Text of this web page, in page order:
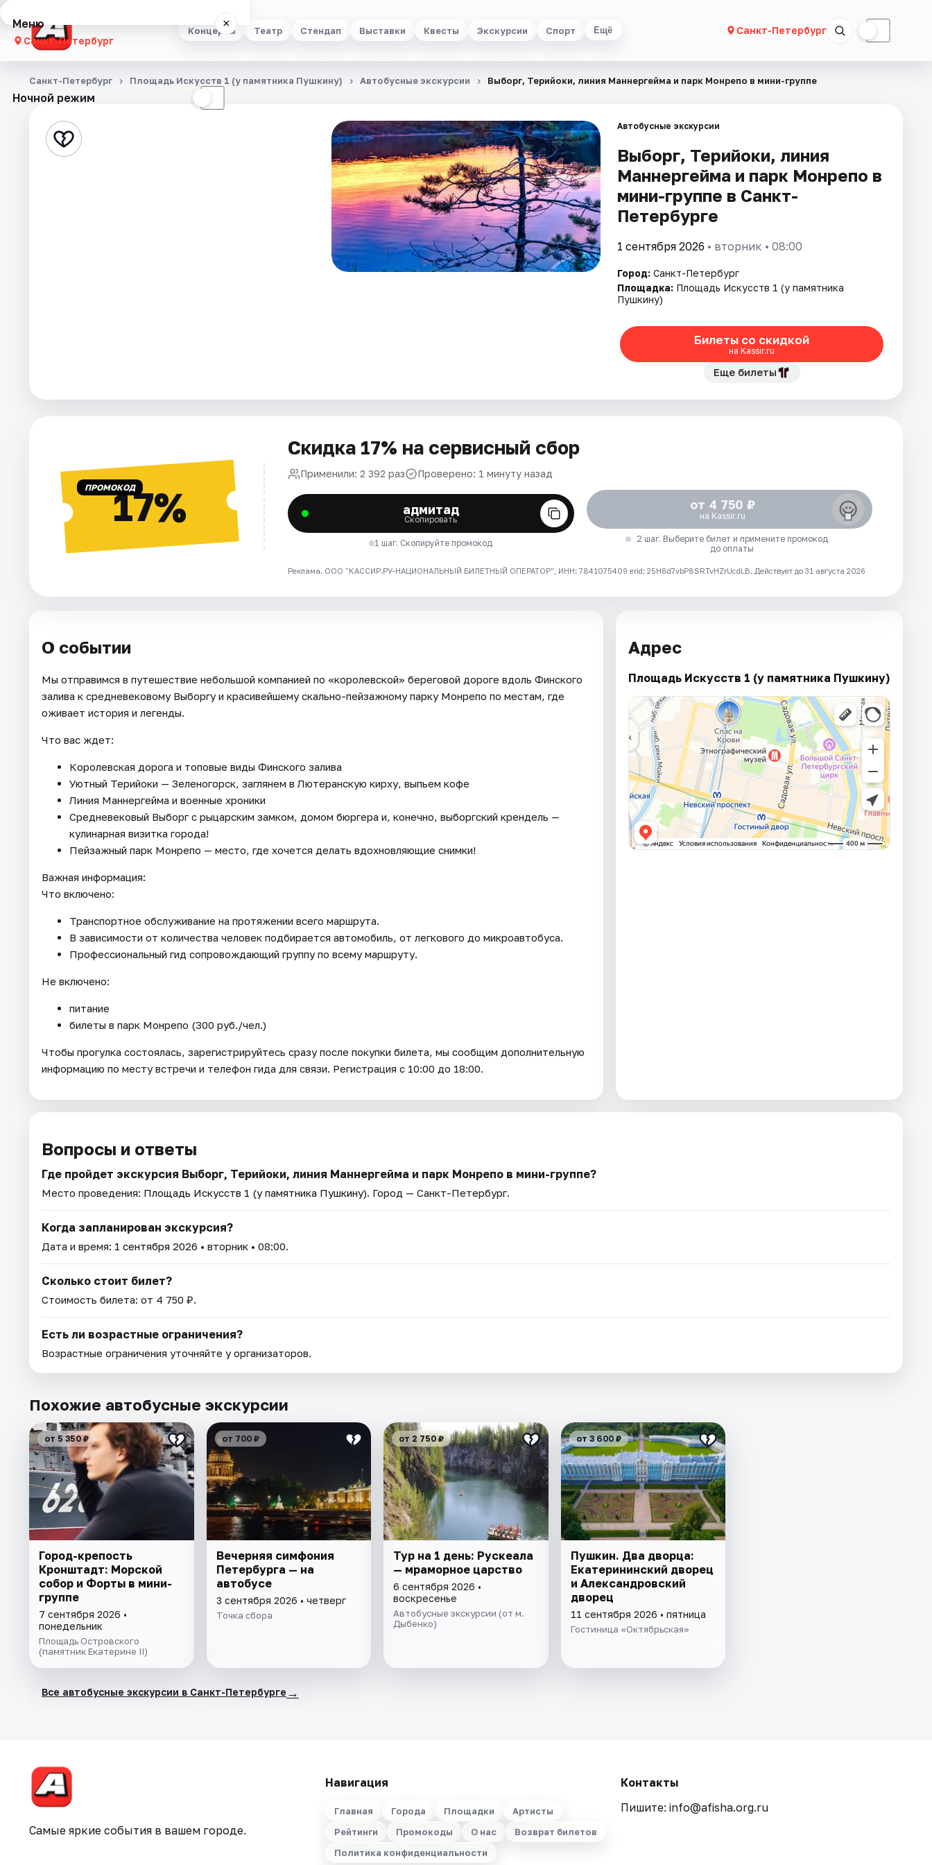
Концерты Театр Стендап Выставки Квесты Экскурсии Спорт Ещё Санкт-Петербург ☾
Меню ×
Санкт-Петербург
Концерты
Стендап
Ночной режим ☾
Санкт-Петербург Площадь Искусств 1 (у памятника Пушкину) Автобусные экскурсии Выборг, Терийоки, линия Маннергейма и парк Монрепо в мини-группе
Автобусные экскурсии
Выборг, Терийоки, линия
Маннергейма и парк Монрепо в
мини-группе в Санкт-
Петербурге
1 сентября 2026 • вторник • 08:00
Город: Санкт-Петербург
Площадка: Площадь Искусств 1 (у памятника
Пушкину)
Билеты со скидкой
на Kassir.ru
Еще билеты
ПРОМОКОД17%
Скидка 17% на сервисный сбор
Применили: 2 392 раз Проверено: 1 минуту назад
адмитад
Скопировать
1 шаг. Скопируйте промокод
от 4 750 ₽
на Kassir.ru
2 шаг. Выберите билет и примените промокод
до оплаты
Реклама. ООО "КАССИР.РУ-НАЦИОНАЛЬНЫЙ БИЛЕТНЫЙ ОПЕРАТОР", ИНН: 7841075409 erid: 25H8d7vbP8SRTvHZrUcdLB. Действует до 31 августа 2026
О событии
Мы отправимся в путешествие небольшой компанией по «королевской» береговой дороге вдоль Финского
залива к средневековому Выборгу и красивейшему скально-пейзажному парку Монрепо по местам, где
оживает история и легенды.
Что вас ждет:
Королевская дорога и топовые виды Финского залива
Уютный Терийоки — Зеленогорск, заглянем в Лютеранскую кирху, выпьем кофе
Линия Маннергейма и военные хроники
Средневековый Выборг с рыцарским замком, домом бюргера и, конечно, выборгский крендель —
кулинарная визитка города!
Пейзажный парк Монрепо — место, где хочется делать вдохновляющие снимки!
Важная информация:
Что включено:
Транспортное обслуживание на протяжении всего маршрута.
В зависимости от количества человек подбирается автомобиль, от легкового до микроавтобуса.
Профессиональный гид сопровождающий группу по всему маршруту.
Не включено:
питание
билеты в парк Монрепо (300 руб./чел.)
Чтобы прогулка состоялась, зарегистрируйтесь сразу после покупки билета, мы сообщим дополнительную
информацию по месту встречи и телефон гида для связи. Регистрация с 10:00 до 18:00.
Адрес
Площадь Искусств 1 (у памятника Пушкину)
Вопросы и ответы
Где пройдет экскурсия Выборг, Терийоки, линия Маннергейма и парк Монрепо в мини-группе?
Место проведения: Площадь Искусств 1 (у памятника Пушкину). Город — Санкт-Петербург.
Когда запланирован экскурсия?
Дата и время: 1 сентября 2026 • вторник • 08:00.
Сколько стоит билет?
Стоимость билета: от 4 750 ₽.
Есть ли возрастные ограничения?
Возрастные ограничения уточняйте у организаторов.
Похожие автобусные экскурсии
от 5 350 ₽
Город-крепость
Кронштадт: Морской
собор и Форты в мини-
группе
7 сентября 2026 •
понедельник
Площадь Островского
(памятник Екатерине II)
от 700 ₽
Вечерняя симфония
Петербурга — на
автобусе
3 сентября 2026 • четверг
Точка сбора
от 2 750 ₽
Тур на 1 день: Рускеала
— мраморное царство
6 сентября 2026 •
воскресенье
Автобусные экскурсии (от м.
Дыбенко)
от 3 600 ₽
Пушкин. Два дворца:
Екатерининский дворец
и Александровский
дворец
11 сентября 2026 • пятница
Гостиница «Октябрьская»
Все автобусные экскурсии в Санкт-Петербурге →
Самые яркие события в вашем городе.
Навигация
Главная Города Площадки
Артисты
Рейтинги
Промокоды О нас
Возврат билетов
Политика конфиденциальности
Контакты
Пишите: info@afisha.org.ru